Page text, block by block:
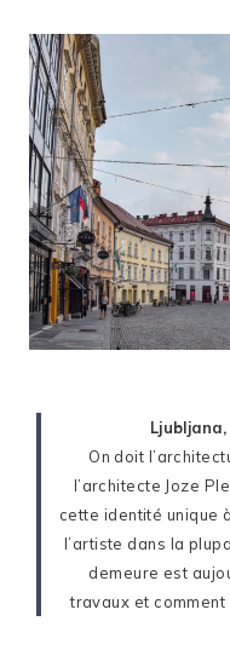
On doit
l’architecte Joze
cette identité unique
l’artiste dans la
demeure est
travaux et